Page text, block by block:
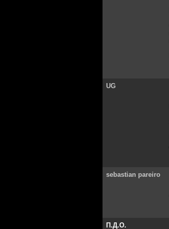
UG
sebastian pareiro
П.Д.О.